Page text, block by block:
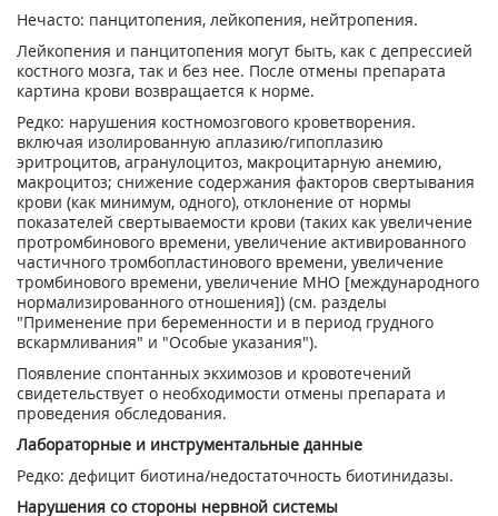
Нечасто: панцитопения, лейкопения, нейтропения.
Лейкопения и панцитопения могут быть, как с депрессией
костного мозга, так и без нее. После отмены препарата
картина крови возвращается к норме.
Редко: нарушения костномозгового кроветворения.
включая изолированную аплазию/гипоплазию
эритроцитов, агранулоцитоз, макроцитарную анемию,
макроцитоз; снижение содержания факторов свертывания
крови (как минимум, одного), отклонение от нормы
показателей свертываемости крови (таких как увеличение
протромбинового времени, увеличение активированного
частичного тромбопластинового времени, увеличение
тромбинового времени, увеличение МНО [международного
нормализированного отношения]) (см. разделы
"Применение при беременности и в период грудного
вскармливания" и "Особые указания").
Появление спонтанных экхимозов и кровотечений
свидетельствует о необходимости отмены препарата и
проведения обследования.
Лабораторные и инструментальные данные
Редко: дефицит биотина/недостаточность биотинидазы.
Нарушения со стороны нервной системы